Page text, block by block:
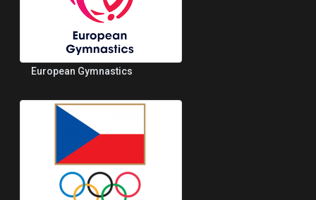
European Gymnastics